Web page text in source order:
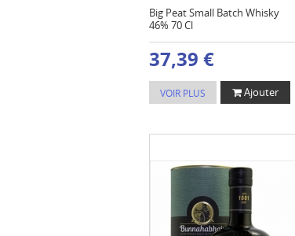
Big Peat Small Batch Whisky
46% 70 Cl
37,39 €
VOIR PLUS Ajouter